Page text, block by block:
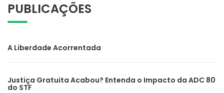
PUBLICAÇÕES
A Liberdade Acorrentada
Justiça Gratuita Acabou? Entenda o Impacto da ADC 80
do STF